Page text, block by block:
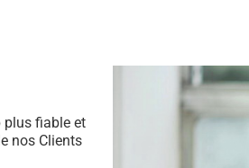
plus fiable et
nos Clients